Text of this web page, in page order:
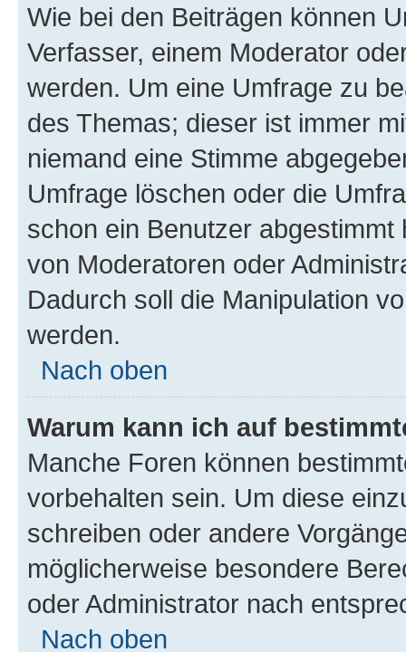
Wie bei den Beiträgen können
Verfasser, einem Moderator
werden. Um eine Umfrage zu
des Themas; dieser ist immer
niemand eine Stimme
Umfrage löschen oder die
schon ein Benutzer
von Moderatoren oder
Dadurch soll die Manipulation
werden.
Nach oben
Warum kann ich auf
Manche Foren können
vorbehalten sein. Um diese
schreiben oder andere
möglicherweise besondere
oder Administrator nach
Nach oben